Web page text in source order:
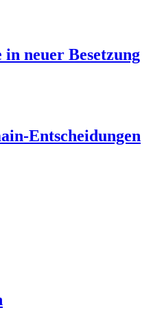
neuer Besetzung
Entscheidungen